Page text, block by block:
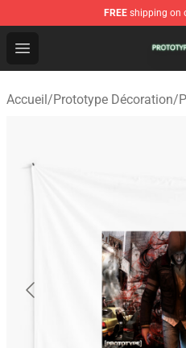
FREE shipping on
Open menu
Prototype Shop - Official
Accueil/Prototype Décoration/